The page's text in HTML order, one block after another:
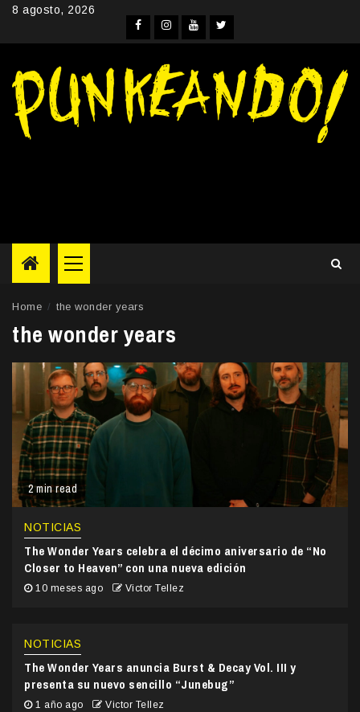
Skip8 agosto, 2026
Facebook
Instagram
YouTube
Twitter
Primary
Menu
Home the wonder years
the wonder years
2 min read
NOTICIAS
The Wonder Years celebra el décimo aniversario de “No
Closer to Heaven” con una nueva edición
10 meses ago Victor Tellez
NOTICIAS
The Wonder Years anuncia Burst & Decay Vol. III y
presenta su nuevo sencillo “Junebug”
1 año ago Victor Tellez